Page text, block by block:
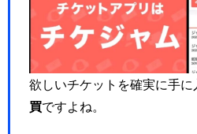
欲しいチケットを確実に手に
買ですよね。